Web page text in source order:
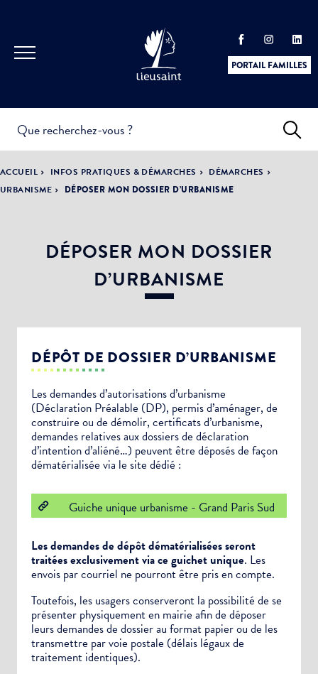
PORTAIL FAMILLES
PRATIQUES &
DÉMARCHES
ACTUALITÉS &
ÉVÈNEMENTS
LA VILLE
DÉMOCRATIE
PARTICIPATIVE
ACCUEIL INFOS PRATIQUES & DÉMARCHES
DÉMARCHES
URBANISME
DÉPOSER MON DOSSIER D’URBANISME
DÉPOSER MON DOSSIER
D’URBANISME
DÉPÔT DE DOSSIER D’URBANISME
Les demandes d’autorisations d’urbanisme
(Déclaration Préalable (DP), permis d’aménager, de
construire ou de démolir, certificats d’urbanisme,
demandes relatives aux dossiers de déclaration
d’intention d’aliéné…) peuvent être déposés de façon
dématérialisée via le site dédié :
Guiche unique urbanisme - Grand Paris Sud
Les demandes de dépôt dématérialisées seront
traitées exclusivement via ce guichet unique. Les
envois par courriel ne pourront être pris en compte.
Toutefois, les usagers conserveront la possibilité de se
présenter physiquement en mairie afin de déposer
leurs demandes de dossier au format papier ou de les
transmettre par voie postale (délais légaux de
traitement identiques).